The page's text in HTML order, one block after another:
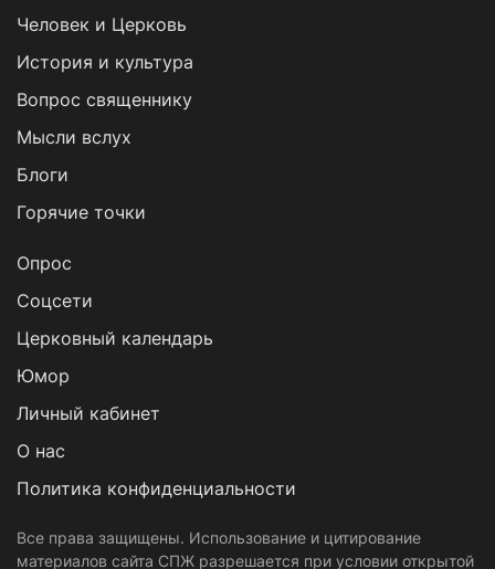
Человек и Церковь
История и культура
Вопрос священнику
Мысли вслух
Блоги
Горячие точки
Опрос
Cоцсети
Церковный календарь
Юмор
Личный кабинет
О нас
Политика конфиденциальности
Все права защищены. Использование и цитирование
материалов сайта СПЖ разрешается при условии открытой